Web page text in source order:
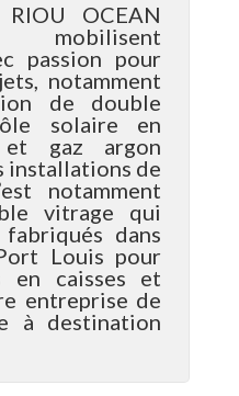
OCEAN
passion pour
notamment
de double
solaire en
gaz argon
installations de
notamment
vitrage qui
dans
Louis pour
caisses et
entreprise de
à destination